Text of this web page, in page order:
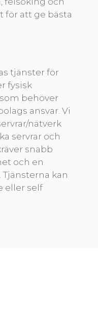
för att ge bästa
tjänster för
fysisk
behöver
ansvar. Vi
nätverk
servrar och
snabb
och en
kan
eller self